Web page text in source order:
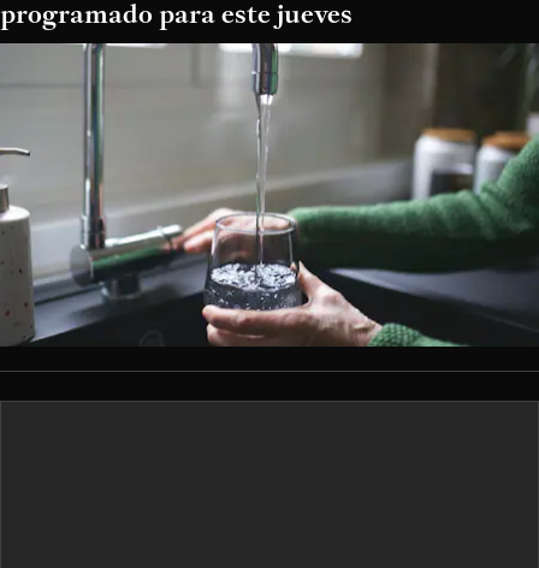
programado para este jueves